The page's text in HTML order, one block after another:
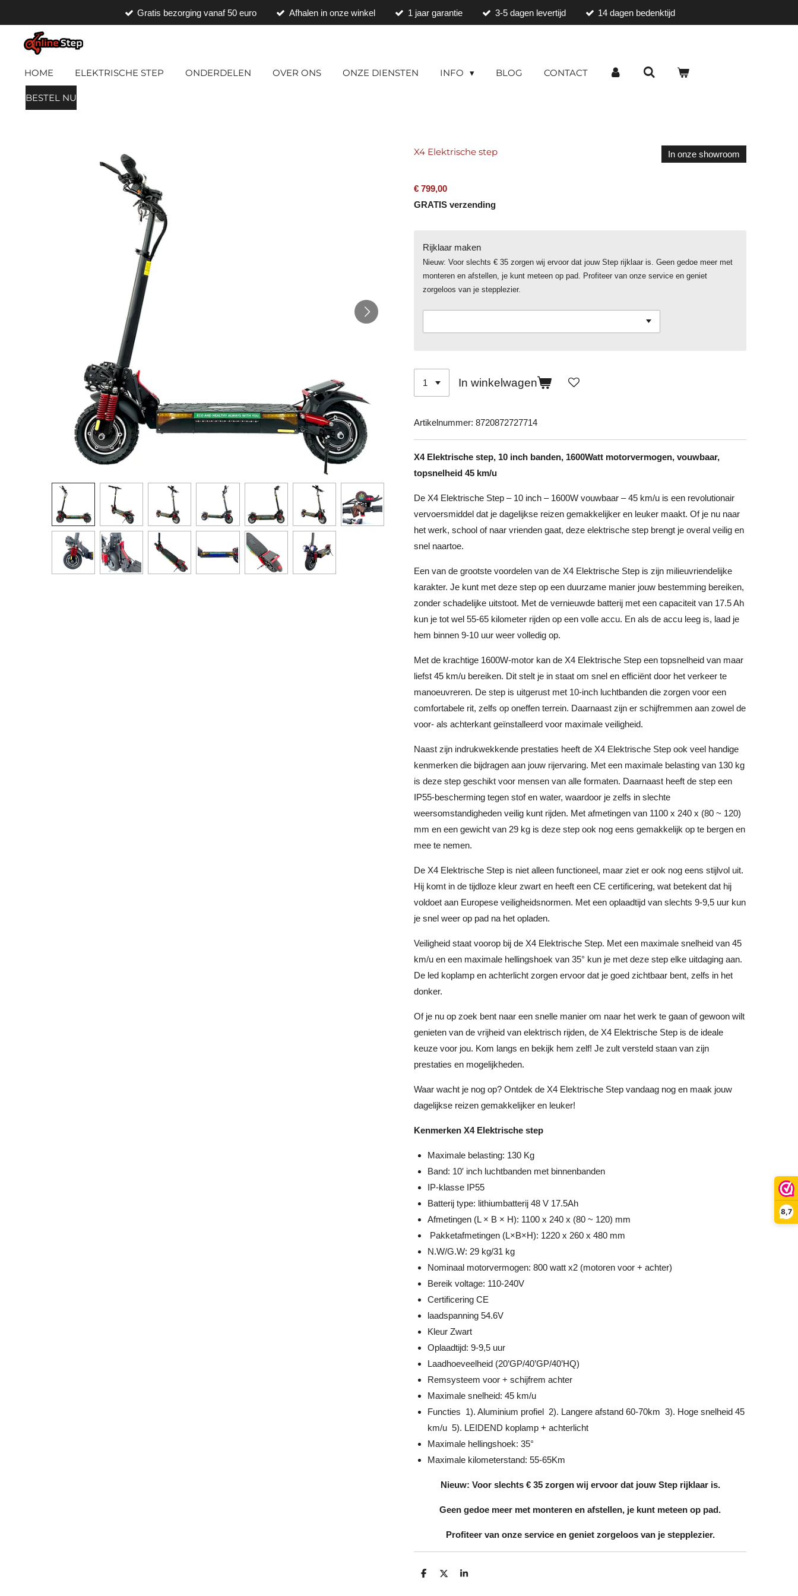
8,7
hoofdinhoud
Gratis bezorging vanaf 50 euro Afhalen in onze winkel 1 jaar garantie 3-5 dagen levertijd 14 dagen bedenktijd
HOME ELEKTRISCHE STEP ONDERDELEN OVER ONS ONZE DIENSTEN INFO BLOG CONTACT
BESTEL NU
X4 Elektrische step In onze showroom
€ 799,00
GRATIS verzending
Rijklaar maken
Nieuw: Voor slechts € 35 zorgen wij ervoor dat jouw Step rijklaar is. Geen gedoe meer met
monteren en afstellen, je kunt meteen op pad. Profiteer van onze service en geniet
zorgeloos van je stepplezier.
In winkelwagen
Artikelnummer: 8720872727714
X4 Elektrische step, 10 inch banden, 1600Watt motorvermogen, vouwbaar,
topsnelheid 45 km/u
De X4 Elektrische Step – 10 inch – 1600W vouwbaar – 45 km/u is een revolutionair
vervoersmiddel dat je dagelijkse reizen gemakkelijker en leuker maakt. Of je nu naar
het werk, school of naar vrienden gaat, deze elektrische step brengt je overal veilig en
snel naartoe.
Een van de grootste voordelen van de X4 Elektrische Step is zijn milieuvriendelijke
karakter. Je kunt met deze step op een duurzame manier jouw bestemming bereiken,
zonder schadelijke uitstoot. Met de vernieuwde batterij met een capaciteit van 17.5 Ah
kun je tot wel 55-65 kilometer rijden op een volle accu. En als de accu leeg is, laad je
hem binnen 9-10 uur weer volledig op.
Met de krachtige 1600W-motor kan de X4 Elektrische Step een topsnelheid van maar
liefst 45 km/u bereiken. Dit stelt je in staat om snel en efficiënt door het verkeer te
manoeuvreren. De step is uitgerust met 10-inch luchtbanden die zorgen voor een
comfortabele rit, zelfs op oneffen terrein. Daarnaast zijn er schijfremmen aan zowel de
voor- als achterkant geïnstalleerd voor maximale veiligheid.
Naast zijn indrukwekkende prestaties heeft de X4 Elektrische Step ook veel handige
kenmerken die bijdragen aan jouw rijervaring. Met een maximale belasting van 130 kg
is deze step geschikt voor mensen van alle formaten. Daarnaast heeft de step een
IP55-bescherming tegen stof en water, waardoor je zelfs in slechte
weersomstandigheden veilig kunt rijden. Met afmetingen van 1100 x 240 x (80 ~ 120)
mm en een gewicht van 29 kg is deze step ook nog eens gemakkelijk op te bergen en
mee te nemen.
De X4 Elektrische Step is niet alleen functioneel, maar ziet er ook nog eens stijlvol uit.
Hij komt in de tijdloze kleur zwart en heeft een CE certificering, wat betekent dat hij
voldoet aan Europese veiligheidsnormen. Met een oplaadtijd van slechts 9-9,5 uur kun
je snel weer op pad na het opladen.
Veiligheid staat voorop bij de X4 Elektrische Step. Met een maximale snelheid van 45
km/u en een maximale hellingshoek van 35° kun je met deze step elke uitdaging aan.
De led koplamp en achterlicht zorgen ervoor dat je goed zichtbaar bent, zelfs in het
donker.
Of je nu op zoek bent naar een snelle manier om naar het werk te gaan of gewoon wilt
genieten van de vrijheid van elektrisch rijden, de X4 Elektrische Step is de ideale
keuze voor jou. Kom langs en bekijk hem zelf! Je zult versteld staan van zijn
prestaties en mogelijkheden.
Waar wacht je nog op? Ontdek de X4 Elektrische Step vandaag nog en maak jouw
dagelijkse reizen gemakkelijker en leuker!
Kenmerken X4 Elektrische step
Maximale belasting: 130 Kg
Band: 10′ inch luchtbanden met binnenbanden
IP-klasse IP55
Batterij type: lithiumbatterij 48 V 17.5Ah
Afmetingen (L × B × H): 1100 x 240 x (80 ~ 120) mm
Pakketafmetingen (L×B×H): 1220 x 260 x 480 mm
N.W/G.W: 29 kg/31 kg
Nominaal motorvermogen: 800 watt x2 (motoren voor + achter)
Bereik voltage: 110-240V
Certificering CE
laadspanning 54.6V
Kleur Zwart
Oplaadtijd: 9-9,5 uur
Laadhoeveelheid (20’GP/40’GP/40’HQ)
Remsysteem voor + schijfrem achter
Maximale snelheid: 45 km/u
Functies 1). Aluminium profiel 2). Langere afstand 60-70km 3). Hoge snelheid 45
km/u 5). LEIDEND koplamp + achterlicht
Maximale hellingshoek: 35°
Maximale kilometerstand: 55-65Km
Nieuw: Voor slechts € 35 zorgen wij ervoor dat jouw Step rijklaar is.
Geen gedoe meer met monteren en afstellen, je kunt meteen op pad.
Profiteer van onze service en geniet zorgeloos van je stepplezier.
D
D
S